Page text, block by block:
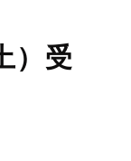
）受